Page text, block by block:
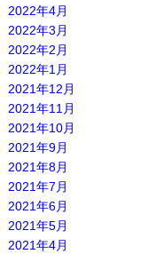
2022年4月
2022年3月
2022年2月
2022年1月
2021年12月
2021年11月
2021年10月
2021年9月
2021年8月
2021年7月
2021年6月
2021年5月
2021年4月